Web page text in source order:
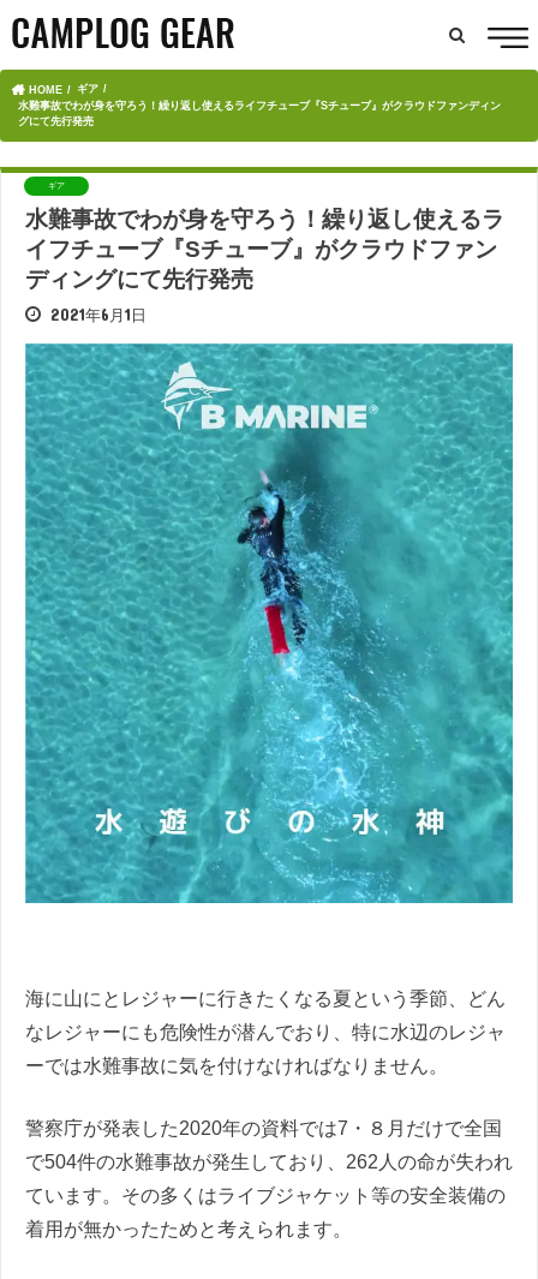
HOME
ギア
水難事故でわが身を守ろう！繰り返し使えるライフチューブ『Sチューブ』がクラウドファンディン
グにて先行発売
ギア
水難事故でわが身を守ろう！繰り返し使えるラ
イフチューブ『Sチューブ』がクラウドファン
ディングにて先行発売
2021年6月1日
海に山にとレジャーに行きたくなる夏という季節、どん
なレジャーにも危険性が潜んでおり、特に水辺のレジャ
ーでは水難事故に気を付けなければなりません。
警察庁が発表した2020年の資料では7・８月だけで全国
で504件の水難事故が発生しており、262人の命が失われ
ています。その多くはライブジャケット等の安全装備の
着用が無かったためと考えられます。